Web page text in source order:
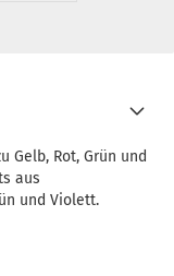
Gelb, Rot, Grün und
aus
und Violett.